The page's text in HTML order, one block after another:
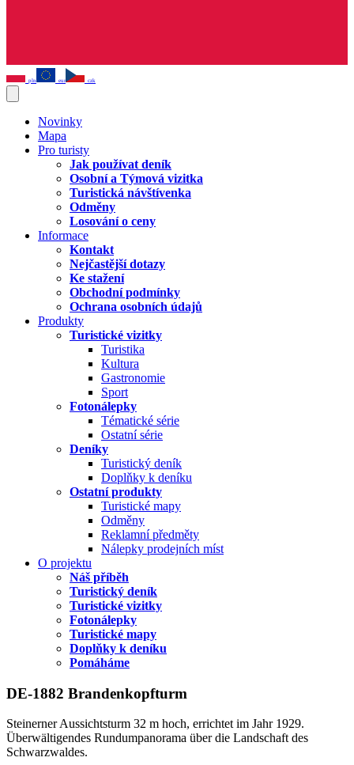
pln eur czk
Novinky
Mapa
Pro turisty
Jak používat deník
Osobní a Týmová vizitka
Turistická návštívenka
Odměny
Losování o ceny
Informace
Kontakt
Nejčastější dotazy
Ke stažení
Obchodní podmínky
Ochrana osobních údajů
Produkty
Turistické vizitky
Turistika
Kultura
Gastronomie
Sport
Fotonálepky
Tématické série
Ostatní série
Deníky
Turistický deník
Doplňky k deníku
Ostatní produkty
Turistické mapy
Odměny
Reklamní předměty
Nálepky prodejních míst
O projektu
Náš příběh
Turistický deník
Turistické vizitky
Fotonálepky
Turistické mapy
Doplňky k deníku
Pomáháme
DE-1882 Brandenkopfturm
Steinerner Aussichtsturm 32 m hoch, errichtet im Jahr 1929.
Überwältigendes Rundumpanorama über die Landschaft des
Schwarzwaldes.